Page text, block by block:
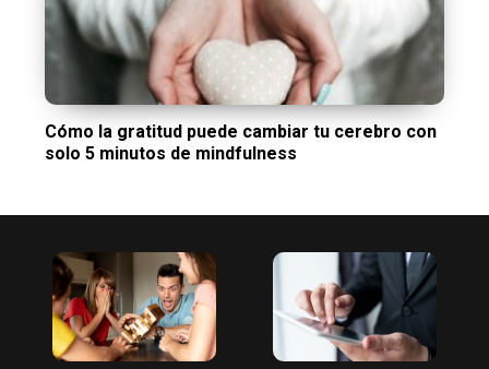
Cómo la gratitud puede cambiar tu cerebro con
solo 5 minutos de mindfulness